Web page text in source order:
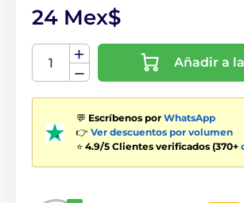
24 Mex$
Añadir a
💬 Escríbenos por WhatsApp
👉 Ver descuentos por volumen
⭐ 4.9/5 Clientes verificados (370+